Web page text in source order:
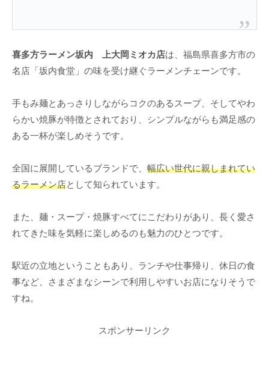
喜多方ラーメン坂内 上大岡ミオカ店は、福島県喜多方市の
名店「坂内食堂」の味を受け継ぐラーメンチェーンです。
手もみ麺とあっさりしながらコクのあるスープ、そしてやわ
らかい焼豚が特徴とされており、シンプルながらも満足感の
ある一杯が楽しめそうです。
全国に展開しているブランドで、 幅広い世代に親しまれてい
るラーメン店として知られています。
また、麺・スープ・焼豚すべてにこだわりがあり、長く愛さ
れてきた味を気軽に楽しめるのも魅力のひとつです。
駅近の立地ということもあり、ランチや仕事帰り、休日の食
事など、さまざまなシーンで利用しやすいお店になりそうで
すね。
スポンサーリンク